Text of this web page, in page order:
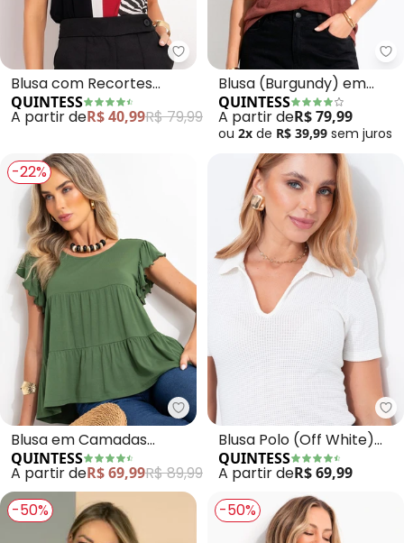
Quintess - Blusa com
Blusa com Recortes
(Preto Zebra) Mangas
Curtas
QUINTESS
A partir deR$ 40,99R$ 79,99
Blusa (Burgundy) em
Malha Canelada
QUINTESS
A partir deR$ 79,99
ou 2x de R$ 39,99 sem juros
-22%
Quintess - Blusa em Camadas
Blusa em Camadas
(Verde) com Mangas
Curtas
QUINTESS
A partir deR$ 69,99R$ 89,99
Blusa Polo (Off White)
em Malha Texturizada
QUINTESS
A partir deR$ 69,99
-50% -50%